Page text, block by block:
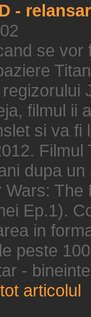
-
se
filmul ii
si va
dupa
Ep.1).
in
peste
-
articolul